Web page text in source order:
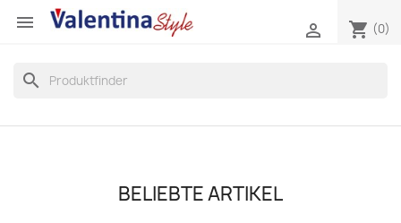
 shopping_cart (0)

search
BELIEBTE ARTIKEL